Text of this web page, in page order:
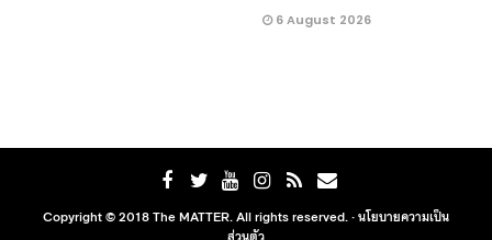
6 August 2026
Copyright © 2018 The MATTER. All rights reserved. ·นโยบายความเป็น
ส่วนตัว